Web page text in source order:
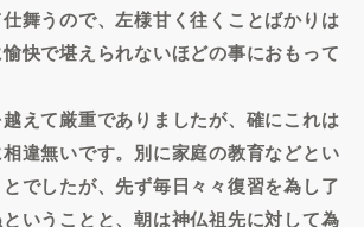
舞うので、左様甘く往くことばかりは
快で堪えられないほどの事におもって
えて厳重でありましたが、確にこれは
違無いです。別に家庭の教育などとい
でしたが、先ず毎日々々復習を為し了
いうことと、朝は神仏祖先に対して為